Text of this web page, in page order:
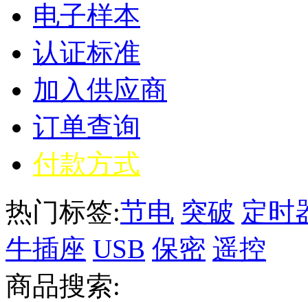
电子样本
认证标准
加入供应商
订单查询
付款方式
热门标签:节电 突破 定时
牛插座 USB 保密 遥控
商品搜索: